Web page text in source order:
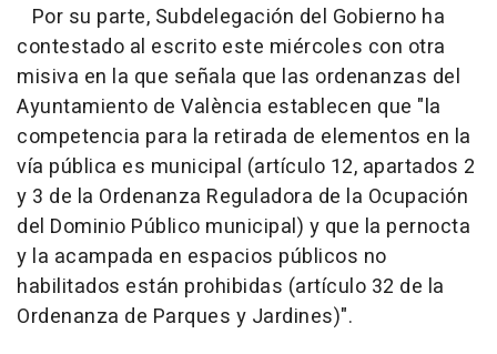
Por su parte, Subdelegación del Gobierno ha
contestado al escrito este miércoles con otra
misiva en la que señala que las ordenanzas del
Ayuntamiento de València establecen que "la
competencia para la retirada de elementos en la
vía pública es municipal (artículo 12, apartados 2
y 3 de la Ordenanza Reguladora de la Ocupación
del Dominio Público municipal) y que la pernocta
y la acampada en espacios públicos no
habilitados están prohibidas (artículo 32 de la
Ordenanza de Parques y Jardines)".